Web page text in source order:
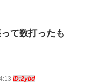
て数打ったも
ID:2ybd